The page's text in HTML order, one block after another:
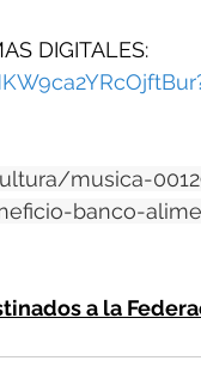
DIGITALES:
musica-
banco-
a la